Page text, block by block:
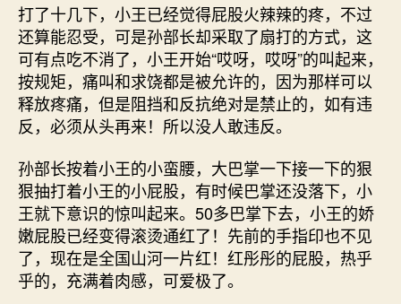
打了十几下，小王已经觉得屁股火辣辣的疼，不过
还算能忍受，可是孙部长却采取了扇打的方式，这
可有点吃不消了，小王开始“哎呀，哎呀”的叫起来，
按规矩，痛叫和求饶都是被允许的，因为那样可以
释放疼痛，但是阻挡和反抗绝对是禁止的，如有违
反，必须从头再来！所以没人敢违反。
孙部长按着小王的小蛮腰，大巴掌一下接一下的狠
狠抽打着小王的小屁股，有时候巴掌还没落下，小
王就下意识的惊叫起来。50多巴掌下去，小王的娇
嫩屁股已经变得滚烫通红了！先前的手指印也不见
了，现在是全国山河一片红！红彤彤的屁股，热乎
乎的，充满着肉感，可爱极了。